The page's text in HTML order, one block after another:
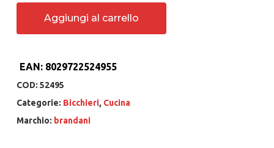
Aggiungi al carrello
EAN: 8029722524955
COD: 52495
Categorie: Bicchieri, Cucina
Marchio: brandani